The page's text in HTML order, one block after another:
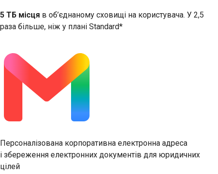
5 ТБ місця в об’єднаному сховищі на користувача. У 2,5
раза більше, ніж у плані Standard*
Персоналізована корпоративна електронна адреса
і збереження електронних документів для юридичних
цілей